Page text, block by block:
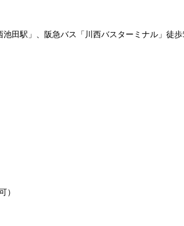
田駅」、阪急バス「川西バスターミナル」徒
）